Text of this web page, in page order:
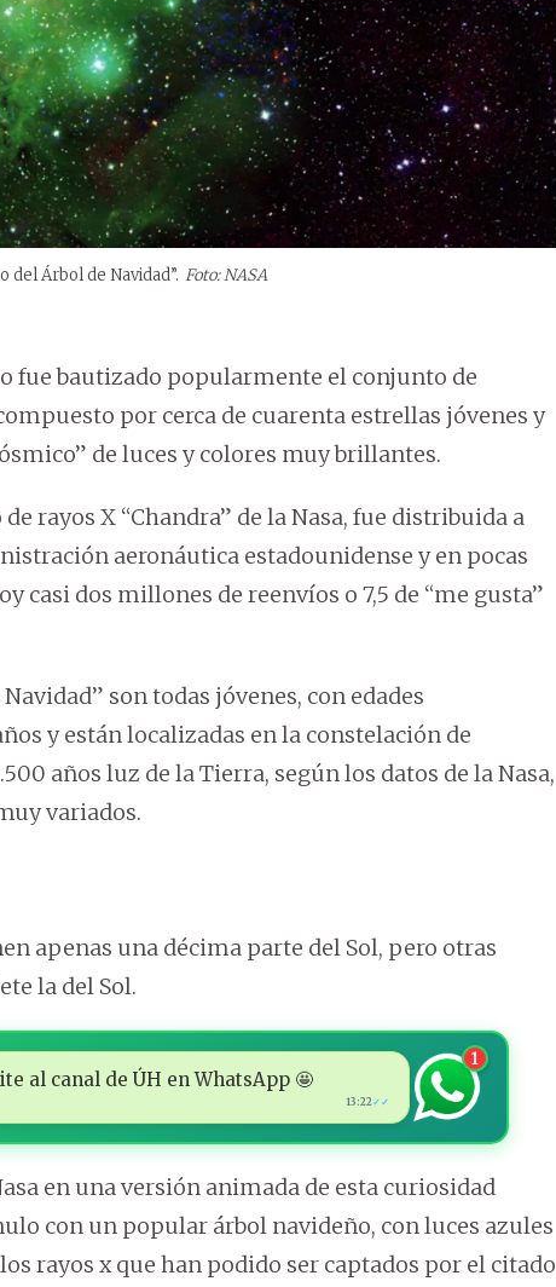
del Árbol de Navidad”. Foto: NASA
fue bautizado popularmente el conjunto de
por cerca de cuarenta estrellas jóvenes y
de luces y colores muy brillantes.
rayos X “Chandra” de la Nasa, fue distribuida a
aeronáutica estadounidense y en pocas
casi dos millones de reenvíos o 7,5 de “me gusta”
son todas jóvenes, con edades
y están localizadas en la constelación de
años luz de la Tierra, según los datos de la Nasa,
variados.
apenas una décima parte del Sol, pero otras
la del Sol.
al canal de ÚH en WhatsApp 🤩
13:22✓✓
1
en una versión animada de esta curiosidad
con un popular árbol navideño, con luces azules
rayos x que han podido ser captados por el citado